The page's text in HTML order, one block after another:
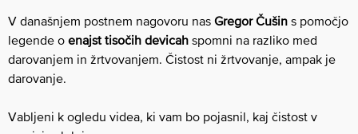
V današnjem postnem nagovoru nas Gregor Čušin s pomočjo
legende o enajst tisočih devicah spomni na razliko med
darovanjem in žrtvovanjem. Čistost ni žrtvovanje, ampak je
darovanje.
Vabljeni k ogledu videa, ki vam bo pojasnil, kaj čistost v